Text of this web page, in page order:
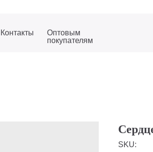
Контакты
Оптовым
покупателям
SKU: